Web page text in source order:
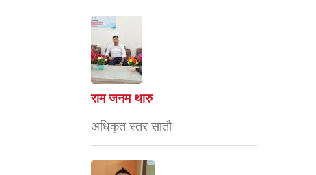
राम जनम थारु
अधिकृत स्तर सातौ